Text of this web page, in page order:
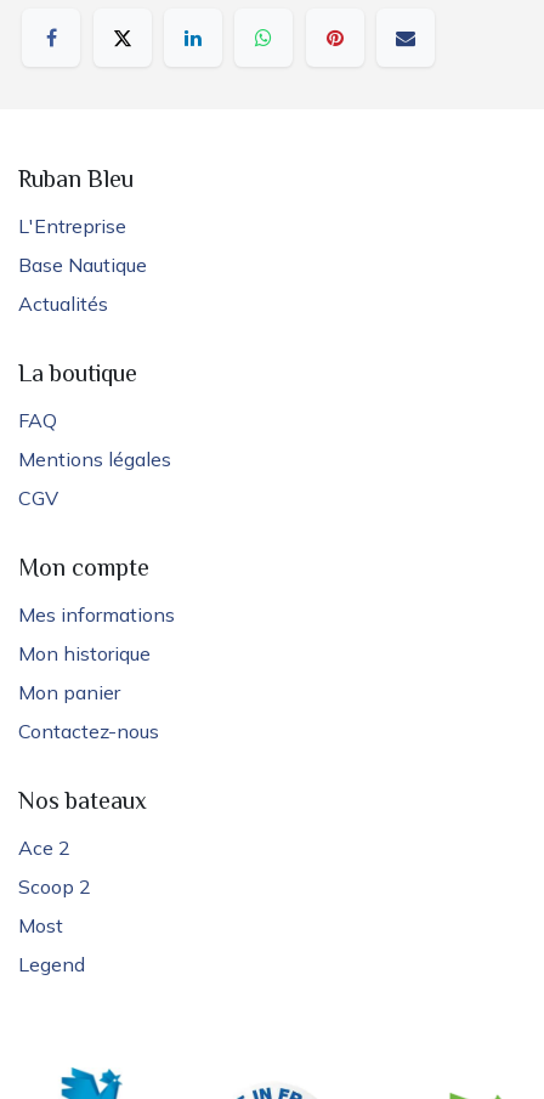
Ruban Bleu
L'Entreprise
Base Nautique
Actualités
La boutique
FAQ
Mentions légales
CGV
Mon compte
Mes informations
Mon historique
Mon panier
Contactez-nous
Nos bateaux
Ace 2
Scoop 2
Most
Legend